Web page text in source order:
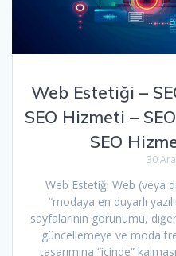
Web Estetiği –
SEO Hizmeti –
SEO
30
Web Estetiği Web (veya
“modaya en duyarlı
sayfalarının görünümü,
güncellemeye ve moda
tasarımına “içinde”